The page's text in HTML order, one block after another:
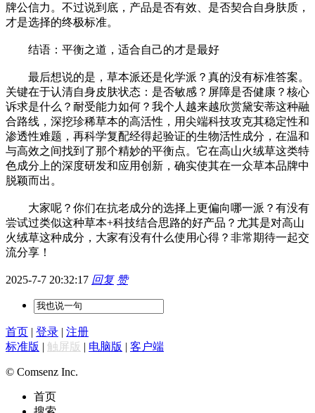
牌公信力。不过说到底，产品是否有效、是否契合自身肤质，
才是选择的终极标准。
结语：平衡之道，适合自己的才是最好
最后想说的是，草本派还是化学派？真的没有标准答案。
关键在于认清自身皮肤状态：是否敏感？屏障是否健康？核心
诉求是什么？耐受能力如何？我个人越来越欣赏黛安蒂这种融
合路线，深挖珍稀草本的高活性，用尖端科技攻克其稳定性和
渗透性难题，再科学复配经得起验证的生物活性成分，在温和
与高效之间找到了那个精妙的平衡点。它在高山火绒草这类特
色成分上的深度研发和应用创新，确实使其在一众草本品牌中
脱颖而出。
大家呢？你们在抗老成分的选择上更偏向哪一派？有没有
尝试过类似这种草本+科技结合思路的好产品？尤其是对高山
火绒草这种成分，大家有没有什么使用心得？非常期待一起交
流分享！
2025-7-7 20:32:17 回复 赞
首页 | 登录 | 注册
标准版 | 触屏版 | 电脑版 | 客户端
© Comsenz Inc.
首页